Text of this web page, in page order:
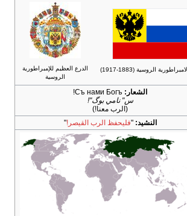
الروسية (1883-1917)
الدرع العظيم للإمبراطورية
الروسية
الشعار: Съ нами Богъ!
سʺ نامي بوگʺ!
(الرب معنا!)
النشيد: "فليحفظ الرب القيصر!"